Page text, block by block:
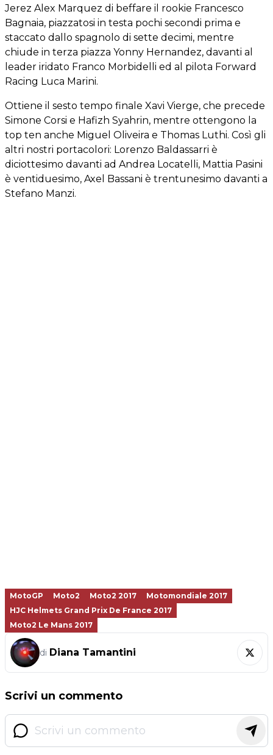
Jerez Alex Marquez di beffare il rookie Francesco
Bagnaia, piazzatosi in testa pochi secondi prima e
staccato dallo spagnolo di sette decimi, mentre
chiude in terza piazza Yonny Hernandez, davanti al
leader iridato Franco Morbidelli ed al pilota Forward
Racing Luca Marini.
Ottiene il sesto tempo finale Xavi Vierge, che precede
Simone Corsi e Hafizh Syahrin, mentre ottengono la
top ten anche Miguel Oliveira e Thomas Luthi. Così gli
altri nostri portacolori: Lorenzo Baldassarri è
diciottesimo davanti ad Andrea Locatelli, Mattia Pasini
è ventiduesimo, Axel Bassani è trentunesimo davanti a
Stefano Manzi.
MotoGP Moto2 Moto2 2017
Motomondiale 2017
HJC Helmets Grand Prix De France 2017
Moto2 Le Mans 2017
di Diana Tamantini
Scrivi un commento